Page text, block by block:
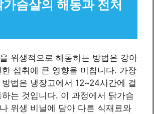
가슴살의 해동과 전처
위생적으로 해동하는 방법은 강아
섭취에 큰 영향을 미칩니다. 가장
법은 냉장고에서 12~24시간에 걸
는 것입니다. 이 과정에서 닭가슴
위생 비닐에 담아 다른 식재료와